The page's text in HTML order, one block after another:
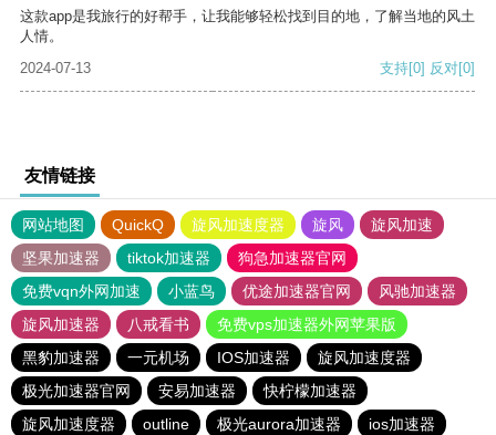
这款app是我旅行的好帮手，让我能够轻松找到目的地，了解当地的风土
人情。
2024-07-13
支持[0] 反对[0]
友情链接
网站地图 QuickQ 旋风加速度器 旋风
旋风加速
坚果加速器
tiktok加速器
狗急加速器官网
免费vqn外网加速
小蓝鸟 优途加速器官网
风驰加速器
旋风加速器
八戒看书
免费vps加速器外网苹果版
黑豹加速器
一元机场 IOS加速器
旋风加速度器
极光加速器官网
安易加速器
快柠檬加速器
旋风加速度器
outline 极光aurora加速器
ios加速器